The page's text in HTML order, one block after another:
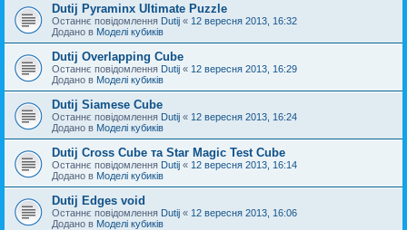
Dutij Pyraminx Ultimate Puzzle
Останнє повідомлення Dutij « 12 вересня 2013, 16:32
Додано в Моделі кубиків
Dutij Overlapping Cube
Останнє повідомлення Dutij « 12 вересня 2013, 16:29
Додано в Моделі кубиків
Dutij Siamese Cube
Останнє повідомлення Dutij « 12 вересня 2013, 16:24
Додано в Моделі кубиків
Dutij Cross Cube та Star Magic Test Cube
Останнє повідомлення Dutij « 12 вересня 2013, 16:14
Додано в Моделі кубиків
Dutij Edges void
Останнє повідомлення Dutij « 12 вересня 2013, 16:06
Додано в Моделі кубиків